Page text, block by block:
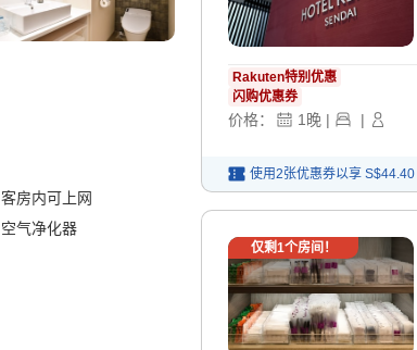
客房内可上网
空气净化器
Rakuten特别优惠
闪购优惠券
价格： 1晚 | |
使用2张优惠券以享 S$44.40
仅剩1个房间！